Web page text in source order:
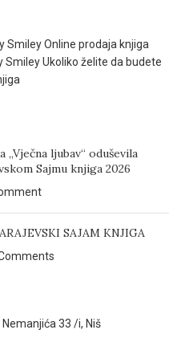
„Vječna ljubav“ oduševila
Sajmu knjiga 2026
SAJAM KNJIGA
33 /i, Niš